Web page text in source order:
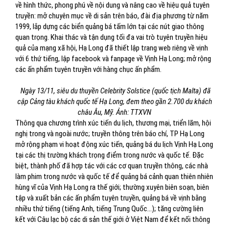
về hình thức, phong phú về nội dung và nâng cao về hiệu quả tuyên
truyền: mở chuyên mục về di sản trên báo, đài địa phương từ năm
1999, lắp dựng các biển quảng bá tấm lớn tại các nút giao thông
quan trọng. Khai thác và tận dụng tối đa vai trò tuyên truyền hiệu
quả của mạng xã hội, Hạ Long đã thiết lập trang web riêng về vịnh
với 6 thứ tiếng, lập facebook và fanpage về Vịnh Hạ Long; mở rộng
các ấn phẩm tuyên truyền với hàng chục ấn phẩm.
Ngày 13/11, siêu du thuyền Celebrity Solstice (quốc tịch Malta) đã
cập Cảng tàu khách quốc tế Hạ Long, đem theo gần 2.700 du khách
châu Âu, Mỹ. Ảnh: TTXVN
Thông qua chương trình xúc tiến du lịch, thương mại, triển lãm, hội
nghị trong và ngoài nước; truyền thông trên báo chí, TP Hạ Long
mở rộng phạm vi hoạt động xúc tiến, quảng bá du lịch Vịnh Hạ Long
tại các thị trường khách trọng điểm trong nước và quốc tế. Đặc
biệt, thành phố đã hợp tác với các cơ quan truyền thông, các nhà
làm phim trong nước và quốc tế để quảng bá cảnh quan thiên nhiên
hùng vĩ của Vịnh Hạ Long ra thế giới; thường xuyên biên soạn, biên
tập và xuất bản các ấn phẩm tuyên truyền, quảng bá về vịnh bằng
nhiều thứ tiếng (tiếng Anh, tiếng Trung Quốc...); tăng cường liên
kết với Câu lạc bộ các di sản thế giới ở Việt Nam để kết nối thông